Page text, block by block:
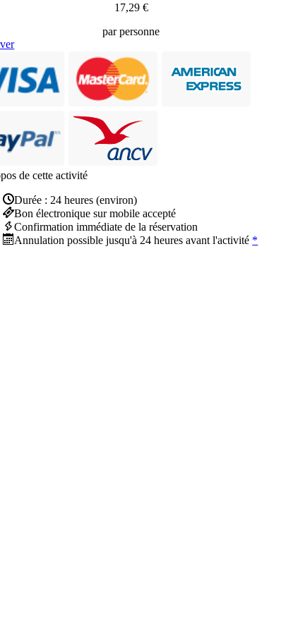
17,29 €
par personne
de cette activité
Durée : 24 heures (environ)
Bon électronique sur mobile accepté
Confirmation immédiate de la réservation
Annulation possible jusqu'à 24 heures avant l'activité *